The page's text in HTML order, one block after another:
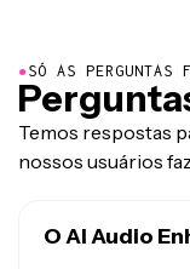
●SÓ AS PERGUNTAS
Temos respostas
nossos usuários
O AI Audio